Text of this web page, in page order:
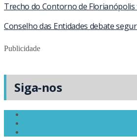
Trecho do Contorno de Florianópolis
Conselho das Entidades debate
Publicidade
Siga-nos